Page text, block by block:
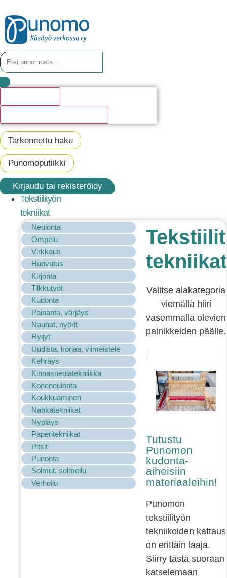
Tarkennettu haku
Punomoputiikki
Kirjaudu tai rekisteröidy
Tekstiilityön
tekniikat
Neulonta
Ompelu
Virkkaus
Huovutus
Kirjonta
Tilkkutyöt
Kudonta
Painanta, värjäys
Nauhat, nyörit
Ryijyt
Uudista, korjaa, viimeistele
Kehräys
Kinnasneulatekniikka
Koneneulonta
Koukkuaminen
Nahkatekniikat
Nypläys
Paperitekniikat
Pitsit
Punonta
Solmut, solmeilu
Verhoilu
tekniikat
Valitse alakategoria
viemällä hiiri
vasemmalla olevien
painikkeiden päälle.
Tutustu
Punomon
kudonta-
aiheisiin
materiaaleihin!
Punomon
tekstiilityön
tekniikoiden kattaus
on erittäin laaja.
Siirry tästä suoraan
katselemaan